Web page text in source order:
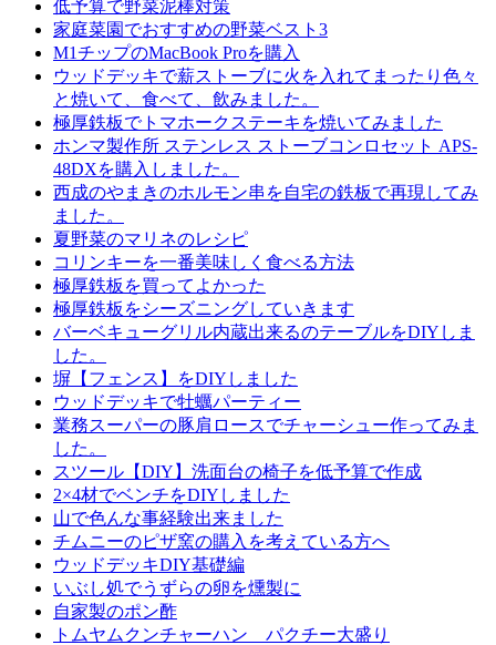
低予算で野菜泥棒対策
家庭菜園でおすすめの野菜ベスト3
M1チップのMacBook Proを購入
ウッドデッキで薪ストーブに火を入れてまったり色々
と焼いて、食べて、飲みました。
極厚鉄板でトマホークステーキを焼いてみました
ホンマ製作所 ステンレス ストーブコンロセット APS-
48DXを購入しました。
西成のやまきのホルモン串を自宅の鉄板で再現してみ
ました。
夏野菜のマリネのレシピ
コリンキーを一番美味しく食べる方法
極厚鉄板を買ってよかった
極厚鉄板をシーズニングしていきます
バーベキューグリル内蔵出来るのテーブルをDIYしま
した。
塀【フェンス】をDIYしました
ウッドデッキで牡蠣パーティー
業務スーパーの豚肩ロースでチャーシュー作ってみま
した。
スツール【DIY】洗面台の椅子を低予算で作成
2×4材でベンチをDIYしました
山で色んな事経験出来ました
チムニーのピザ窯の購入を考えている方へ
ウッドデッキDIY基礎編
いぶし処でうずらの卵を燻製に
自家製のポン酢
トムヤムクンチャーハン パクチー大盛り